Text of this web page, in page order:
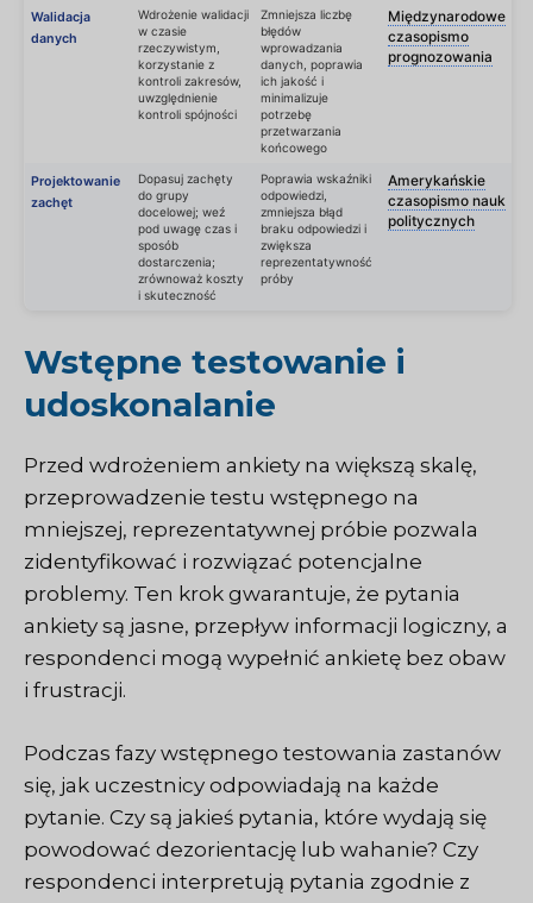
Walidacja
danych
Wdrożenie walidacji
w czasie
rzeczywistym,
korzystanie z
kontroli zakresów,
uwzględnienie
kontroli spójności
Zmniejsza liczbę
błędów
wprowadzania
danych, poprawia
ich jakość i
minimalizuje
potrzebę
przetwarzania
końcowego
Międzynarodowe
czasopismo
prognozowania
Projektowanie
zachęt
Dopasuj zachęty
do grupy
docelowej; weź
pod uwagę czas i
sposób
dostarczenia;
zrównoważ koszty
i skuteczność
Poprawia wskaźniki
odpowiedzi,
zmniejsza błąd
braku odpowiedzi i
zwiększa
reprezentatywność
próby
Amerykańskie
czasopismo nauk
politycznych
Wstępne testowanie i
udoskonalanie
Przed wdrożeniem ankiety na większą skalę,
przeprowadzenie testu wstępnego na
mniejszej, reprezentatywnej próbie pozwala
zidentyfikować i rozwiązać potencjalne
problemy. Ten krok gwarantuje, że pytania
ankiety są jasne, przepływ informacji logiczny, a
respondenci mogą wypełnić ankietę bez obaw
i frustracji.
Podczas fazy wstępnego testowania zastanów
się, jak uczestnicy odpowiadają na każde
pytanie. Czy są jakieś pytania, które wydają się
powodować dezorientację lub wahanie? Czy
respondenci interpretują pytania zgodnie z